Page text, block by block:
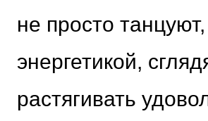
не просто
энергетикой,
растягивать